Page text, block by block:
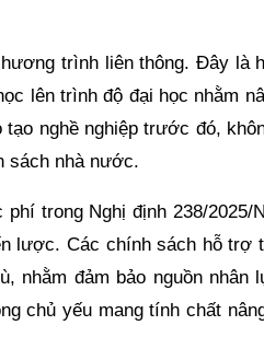
trình liên thông. Đây là
lên trình độ đại học nhằm
nghề nghiệp trước đó,
sách nhà nước.
phí trong Nghị định 238/
lược. Các chính sách hỗ trợ
nhằm đảm bảo nguồn
chủ yếu mang tính chất